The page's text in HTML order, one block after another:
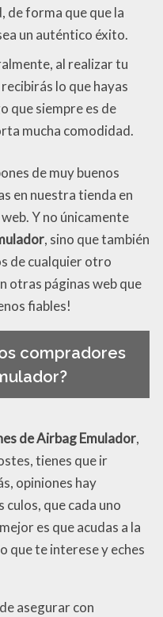
de forma que que la
un auténtico éxito.
al realizar tu
lo que hayas
que siempre es de
mucha comodidad.
de muy buenos
en nuestra tienda en
Y no únicamente
, sino que también
de cualquier otro
otras páginas web que
fiables!
compradores
de Airbag Emulador,
tienes que ir
opiniones hay
culos, que cada uno
es que acudas a la
que te interese y eches
asegurar con